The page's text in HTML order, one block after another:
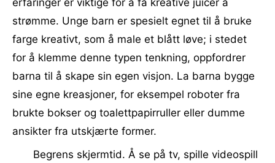
erfaringer er viktige for å få kreative juicer å
strømme. Unge barn er spesielt egnet til å bruke
farge kreativt, som å male et blått løve; i stedet
for å klemme denne typen tenkning, oppfordrer
barna til å skape sin egen visjon. La barna bygge
sine egne kreasjoner, for eksempel roboter fra
brukte bokser og toalettpapirruller eller dumme
ansikter fra utskjærte former.
Begrens skjermtid. Å se på tv, spille videospill